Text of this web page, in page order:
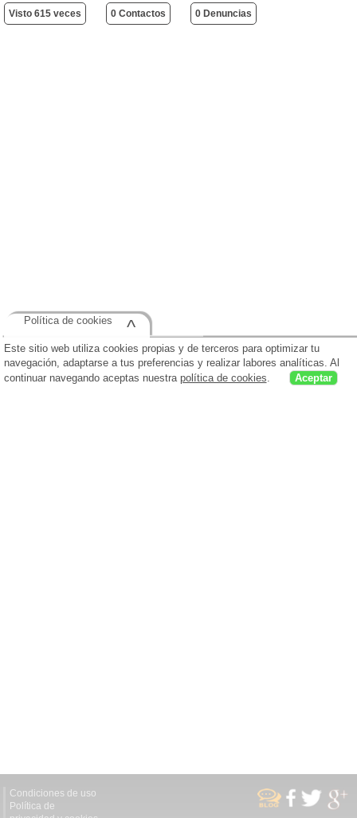
Visto 615 veces 0 Contactos 0 Denuncias
Condiciones de uso
Política de
Este sitio web utiliza cookies propias y de terceros para optimizar tu
navegación, adaptarse a tus preferencias y realizar labores analíticas. Al
continuar navegando aceptas nuestra política de cookies Aceptar
Política de cookies ^